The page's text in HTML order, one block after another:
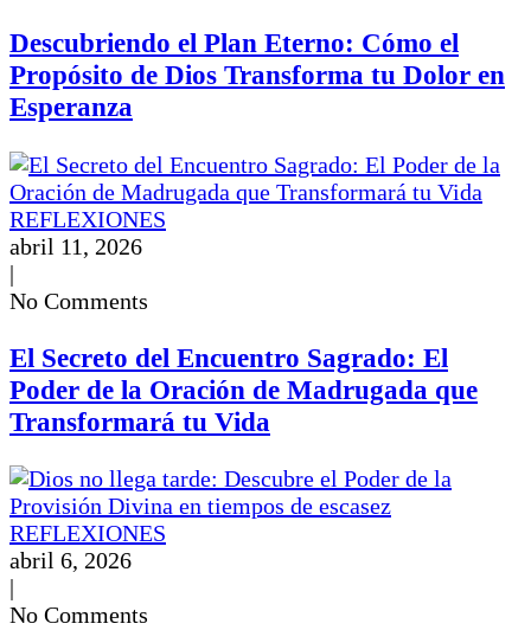
Descubriendo el Plan Eterno: Cómo el
Propósito de Dios Transforma tu Dolor en
Esperanza
REFLEXIONES
abril 11, 2026
|
No Comments
El Secreto del Encuentro Sagrado: El
Poder de la Oración de Madrugada que
Transformará tu Vida
REFLEXIONES
abril 6, 2026
|
No Comments